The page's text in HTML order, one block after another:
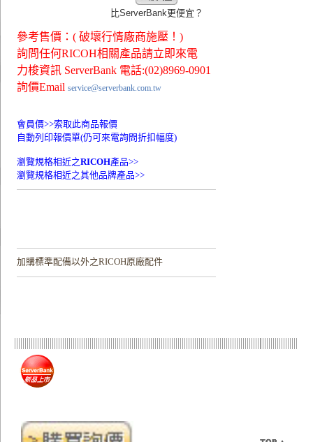
比ServerBank更便宜？
參考售價：( 破壞行情廠商施壓！)
詢問任何RICOH相關產品請立即來電
力梭資訊 ServerBank 電話:(02)8969-0901
詢價Email service@serverbank.com.tw
會員價>>索取此商品報價
自動列印報價單(仍可來電詢問折扣幅度)
瀏覽規格相近之RICOH產品>>
瀏覽規格相近之其他品牌產品>>
加購標準配備以外之RICOH原廠配件